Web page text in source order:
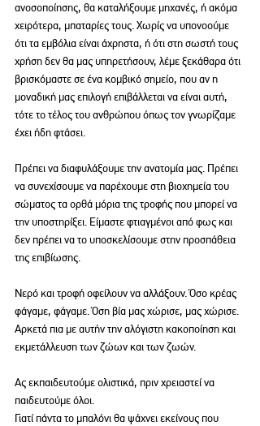
ανοσοποίησης, θα καταλήξουμε μηχανές, ή ακόμα
χειρότερα, μπαταρίες τους. Χωρίς να υπονοούμε
ότι τα εμβόλια είναι άχρηστα, ή ότι στη σωστή τους
χρήση δεν θα μας υπηρετήσουν, λέμε ξεκάθαρα ότι
βρισκόμαστε σε ένα κομβικό σημείο, που αν η
μοναδική μας επιλογή επιβάλλεται να είναι αυτή,
τότε το τέλος του ανθρώπου όπως τον γνωρίζαμε
έχει ήδη φτάσει.
Πρέπει να διαφυλάξουμε την ανατομία μας. Πρέπει
να συνεχίσουμε να παρέχουμε στη βιοχημεία του
σώματος τα ορθά μόρια της τροφής που μπορεί να
την υποστηρίξει. Είμαστε φτιαγμένοι από φως και
δεν πρέπει να το υποσκελίσουμε στην προσπάθεια
της επιβίωσης.
Νερό και τροφή οφείλουν να αλλάξουν. Όσο κρέας
φάγαμε, φάγαμε. Όση βία μας χώρισε, μας χώρισε.
Αρκετά πια με αυτήν την αλόγιστη κακοποίηση και
εκμετάλλευση των ζώων και των ζωών.
Ας εκπαιδευτούμε ολιστικά, πριν χρειαστεί να
παιδευτούμε όλοι.
Γιατί πάντα το μπαλόνι θα ψάχνει εκείνους που